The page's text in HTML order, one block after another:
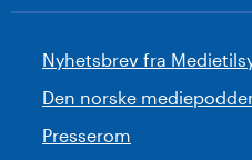
Nyhetsbrev fra
Den norske
Presserom